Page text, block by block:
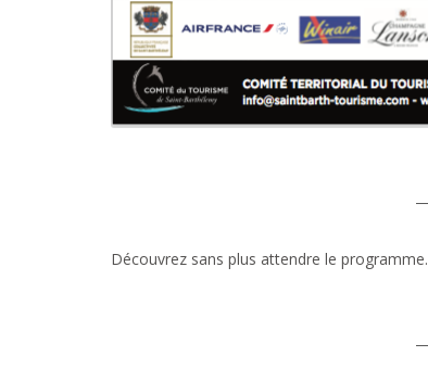
Découvrez sans plus attendre le programme.